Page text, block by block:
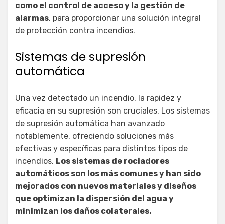
como el control de acceso y la gestión de
alarmas, para proporcionar una solución integral
de protección contra incendios.
Sistemas de supresión
automática
Una vez detectado un incendio, la rapidez y
eficacia en su supresión son cruciales. Los sistemas
de supresión automática han avanzado
notablemente, ofreciendo soluciones más
efectivas y específicas para distintos tipos de
incendios. Los sistemas de rociadores
automáticos son los más comunes y han sido
mejorados con nuevos materiales y diseños
que optimizan la dispersión del agua y
minimizan los daños colaterales.